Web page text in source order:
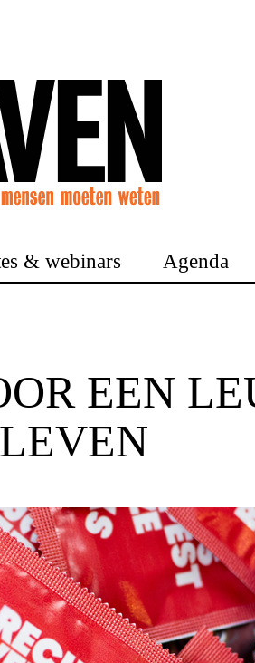
& webinars Agenda
EEN